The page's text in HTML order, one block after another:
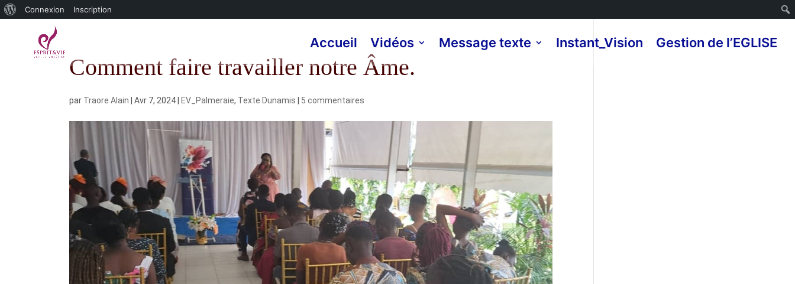
Accueil Vidéos Message texte Instant_Vision Gestion de l’EGLISE
Comment faire travailler notre Âme.
par Traore Alain Avr 7, 2024 EV_Palmeraie, Texte Dunamis 5 commentaires
Connexion Inscription